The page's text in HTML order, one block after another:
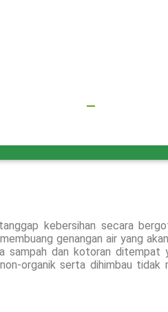
kebersihan secara
genangan air yang
sampah dan kotoran ditempat
organik serta dihimbau tidak